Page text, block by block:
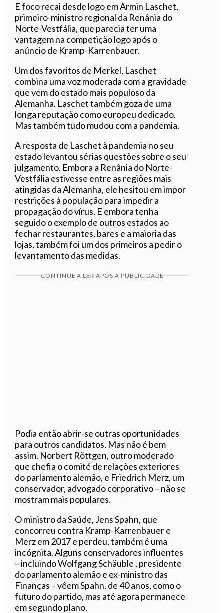
E foco recai desde logo em Armin Laschet,
primeiro-ministro regional da Renânia do
Norte-Vestfália, que parecia ter uma
vantagem na competição logo após o
anúncio de Kramp-Karrenbauer.
Um dos favoritos de Merkel, Laschet
combina uma voz moderada com a gravidade
que vem do estado mais populoso da
Alemanha. Laschet também goza de uma
longa reputação como europeu dedicado.
Mas também tudo mudou com a pandemia.
A resposta de Laschet à pandemia no seu
estado levantou sérias questões sobre o seu
julgamento. Embora a Renânia do Norte-
Vestfália estivesse entre as regiões mais
atingidas da Alemanha, ele hesitou em impor
restrições à população para impedir a
propagação do vírus. E embora tenha
seguido o exemplo de outros estados ao
fechar restaurantes, bares e a maioria das
lojas, também foi um dos primeiros a pedir o
levantamento das medidas.
CONTINUE A LER APÓS A PUBLICIDADE
Podia então abrir-se outras oportunidades
para outros candidatos. Mas não é bem
assim. Norbert Röttgen, outro moderado
que chefia o comité de relações exteriores
do parlamento alemão, e Friedrich Merz, um
conservador, advogado corporativo – não se
mostram mais populares.
O ministro da Saúde, Jens Spahn, que
concorreu contra Kramp-Karrenbauer e
Merz em 2017 e perdeu, também é uma
incógnita. Alguns conservadores influentes
– incluindo Wolfgang Schäuble , presidente
do parlamento alemão e ex-ministro das
Finanças – vêem Spahn, de 40 anos, como o
futuro do partido, mas até agora permanece
em segundo plano.